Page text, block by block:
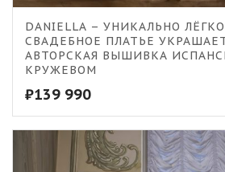
DANIELLA – УНИКАЛЬНО
СВАДЕБНОЕ ПЛАТЬЕ
АВТОРСКАЯ ВЫШИВКА
КРУЖЕВОМ
₽139 990